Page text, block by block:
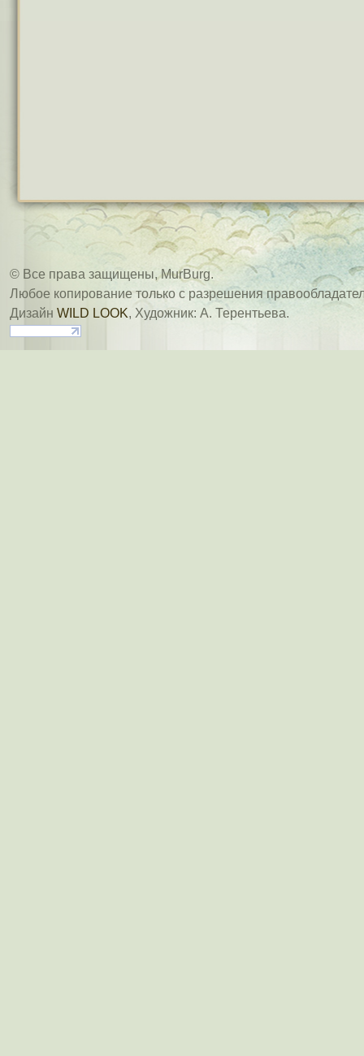
© Все права защищены, MurBurg.
Любое копирование только с разрешения
Дизайн WILD LOOK, Художник: А. Терентьева.